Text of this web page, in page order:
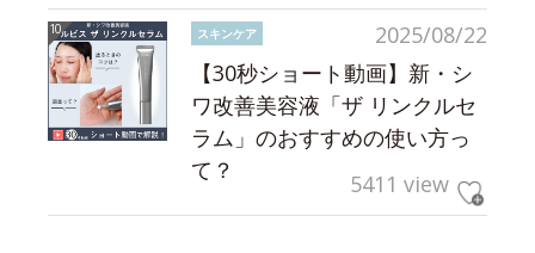
2025/08/22
スキンケア
【30秒ショート動画】新・シ
ワ改善美容液「ザ リンクルセ
ラム」のおすすめの使い方っ
て？
5411 view